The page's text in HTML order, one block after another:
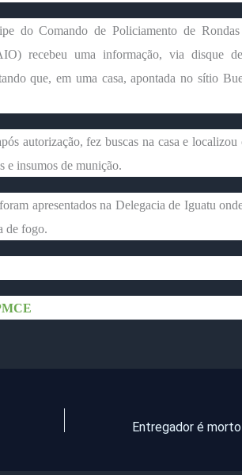
do Comando de Policiamento de
recebeu uma informação, via disque
que, em uma casa, apontada no sítio
autorização, fez buscas na casa e localizou
e insumos de munição.
apresentados na Delegacia de Iguatu
de fogo.